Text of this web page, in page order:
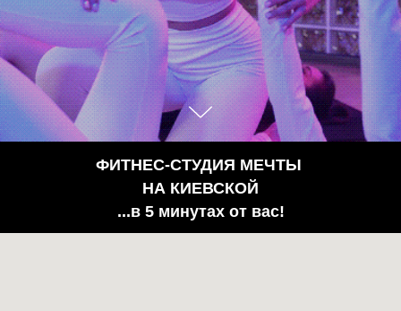
ФИТНЕС-СТУДИЯ МЕЧТЫ
НА КИЕВСКОЙ
...в 5 минутах от вас!